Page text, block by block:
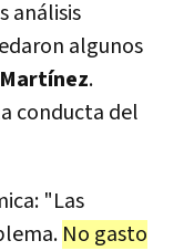
análisis
algunos
.
conducta del
"Las
No gasto